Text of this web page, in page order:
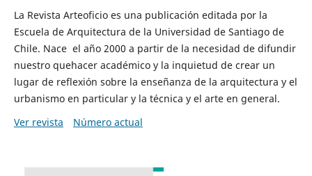
La Revista Arteoficio es una publicación editada por la
Escuela de Arquitectura de la Universidad de Santiago de
Chile. Nace el año 2000 a partir de la necesidad de difundir
nuestro quehacer académico y la inquietud de crear un
lugar de reflexión sobre la enseñanza de la arquitectura y el
urbanismo en particular y la técnica y el arte en general.
Ver revista
Número actual